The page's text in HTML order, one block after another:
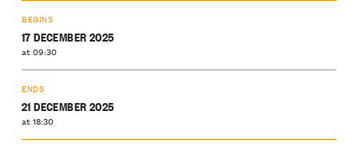
BEGINS
17 DECEMBER 2025
at 09:30
ENDS
21 DECEMBER 2025
at 18:30